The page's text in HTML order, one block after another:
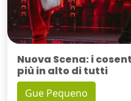
Nuova Scena: i
più in alto di tutti
Gue Pequeno